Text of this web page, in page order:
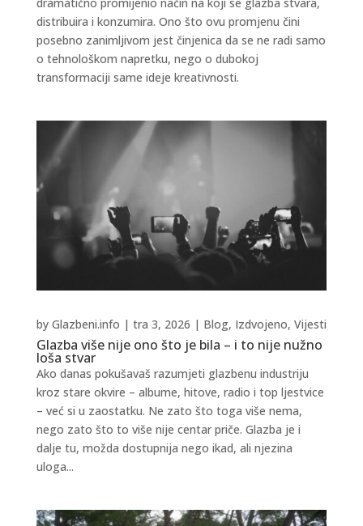
distribuira i konzumira. Ono što ovu promjenu čini
posebno zanimljivom jest činjenica da se ne radi samo
o tehnološkom napretku, nego o dubokoj
transformaciji same ideje kreativnosti.
Glazba više nije ono što je bila – i to nije nužno
loša stvar
by Glazbeni.info | tra 3, 2026 | Blog, Izdvojeno, Vijesti
Ako danas pokušavaš razumjeti glazbenu industriju
kroz stare okvire – albume, hitove, radio i top ljestvice
– već si u zaostatku. Ne zato što toga više nema,
nego zato što to više nije centar priče. Glazba je i
dalje tu, možda dostupnija nego ikad, ali njezina
uloga...